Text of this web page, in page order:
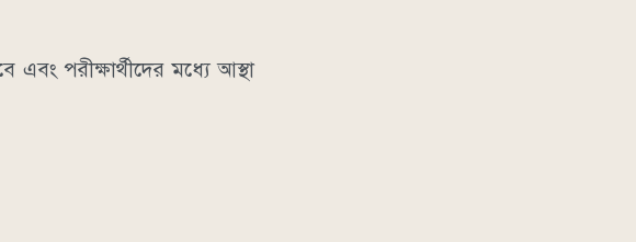
পরীক্ষার্থীদের মধ্যে আস্থা